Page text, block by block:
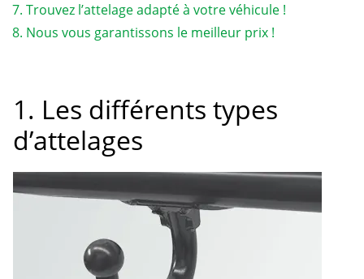
Trouvez l’attelage adapté à votre véhicule !
Nous vous garantissons le meilleur prix !
1. Les différents types
d’attelages